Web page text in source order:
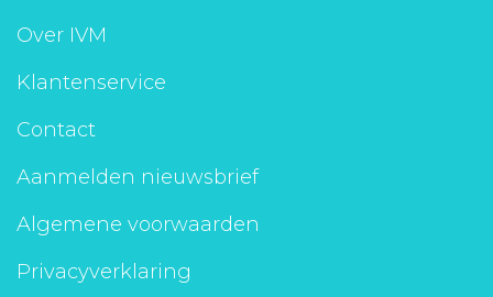
Aanmelden nieuwsbrief
Toegang leeromgeving
Over IVM
Klantenservice
Contact
Aanmelden nieuwsbrief
Algemene voorwaarden
Privacyverklaring